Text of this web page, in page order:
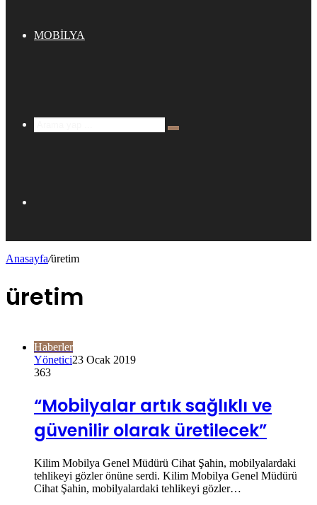
MOBİLYA
Arama
Anasayfa/üretim
üretim
Haberler
Yönetici23 Ocak 2019
363
“Mobilyalar artık sağlıklı ve
güvenilir olarak üretilecek”
Kilim Mobilya Genel Müdürü Cihat Şahin, mobilyalardaki
tehlikeyi gözler önüne serdi. Kilim Mobilya Genel Müdürü
Cihat Şahin, mobilyalardaki tehlikeyi gözler…